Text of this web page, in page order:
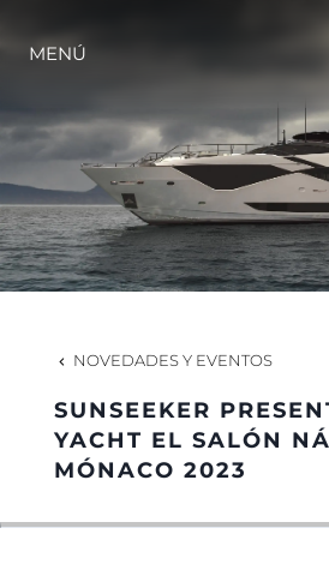
ESTILO DE
¿QUIÉNES
EL
VALORE SU
MENÚ
NOVEDADES Y EVENTOS
SUNSEEKER
YACHT EL SALÓN
MÓNACO 2023